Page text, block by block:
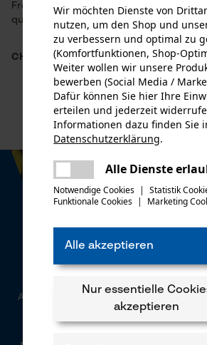
Freischneidefaden
quadratisch
CHF 14.90 CHF 10.90
Abonnieren Sie den kostenlosen
Sie keine Neuigkeiten
Wir möchten Dienste von
nutzen, um den Shop und
zu verbessern und optimal zu
(Komfortfunktionen, Shop-
Weiter wollen wir unsere
bewerben (Social Media /
Dafür können Sie hier Ihre
erteilen und jederzeit
Informationen dazu finden Sie
Datenschutzerklärung.
Alle Dienste
Notwendige Cookies | Statistik
Funktionale Cookies | Marketing
Alle akzeptieren
Nur essentielle
akzeptieren
Es ist ein Fehler
versuchen Sie es erneut.
mail